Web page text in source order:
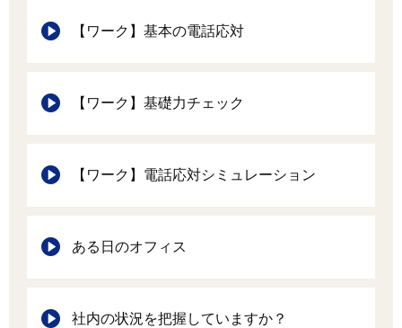
【ワーク】基本の電話応対
【ワーク】基礎力チェック
【ワーク】電話応対シミュレーション
ある日のオフィス
社内の状況を把握していますか？